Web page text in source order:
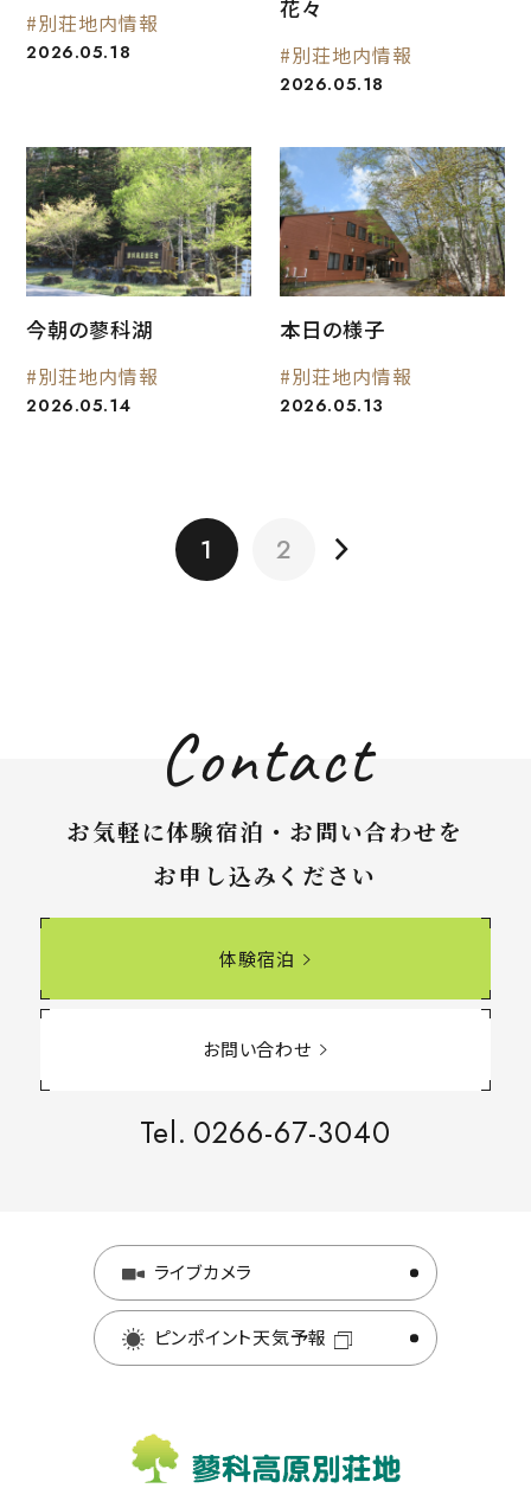
#別荘地内情報
2026.05.18
花々
#別荘地内情報
2026.05.18
今朝の蓼科湖
#別荘地内情報
2026.05.14
本日の様子
#別荘地内情報
2026.05.13
1 2
Contact
お気軽に体験宿泊・お問い合わせを
お申し込みください
体験宿泊
お問い合わせ
Tel. 0266-67-3040
ライブカメラ
ピンポイント天気予報